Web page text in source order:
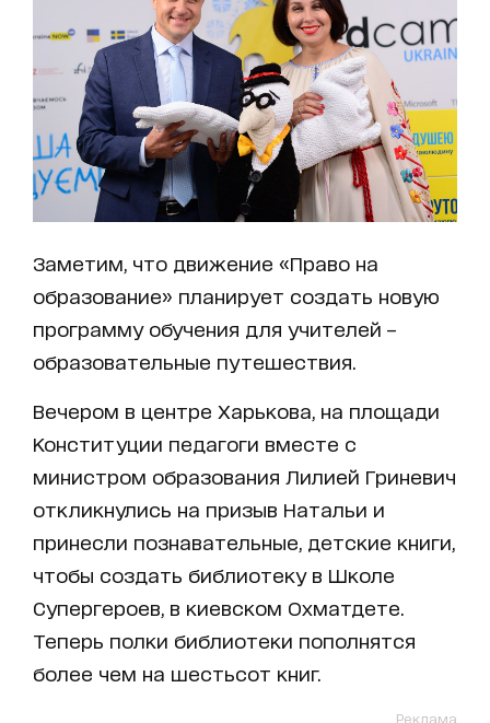
Заметим, что движение «Право на
образование» планирует создать новую
программу обучения для учителей –
образовательные путешествия.
Вечером в центре Харькова, на площади
Конституции педагоги вместе с
министром образования Лилией Гриневич
откликнулись на призыв Натальи и
принесли познавательные, детские книги,
чтобы создать библиотеку в Школе
Супергероев, в киевском Охматдете.
Теперь полки библиотеки пополнятся
более чем на шестьсот книг.
Реклама